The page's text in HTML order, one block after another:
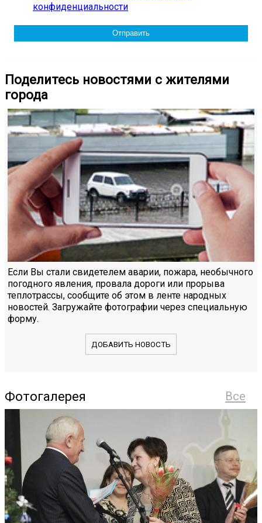
конфиденциальности
Поделитесь новостями с жителями
города
Если Вы стали свидетелем аварии, пожара, необычного
погодного явления, провала дороги или прорыва
теплотрассы, сообщите об этом в ленте народных
новостей. Загружайте фотографии через специальную
форму.
ДОБАВИТЬ НОВОСТЬ
Все
Фотогалерея